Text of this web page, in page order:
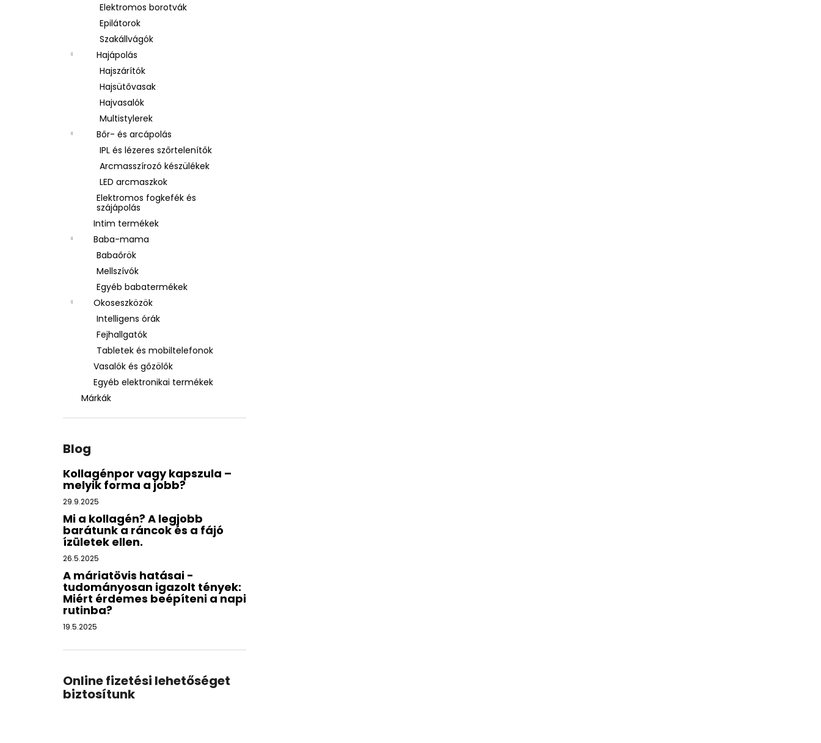
Elektromos borotvák
Epilátorok
Szakállvágók
Hajápolás
Hajszárítók
Hajsütővasak
Hajvasalók
Multistylerek
Bőr- és arcápolás
IPL és lézeres szőrtelenítők
Arcmasszírozó készülékek
LED arcmaszkok
Elektromos fogkefék és
szájápolás
Intim termékek
Baba-mama
Babaőrök
Mellszívók
Egyéb babatermékek
Okoseszközök
Intelligens órák
Fejhallgatók
Tabletek és mobiltelefonok
Vasalók és gőzölők
Egyéb elektronikai termékek
Márkák
Blog
Kollagénpor vagy kapszula –
melyik forma a jobb?
29.9.2025
Mi a kollagén? A legjobb
barátunk a ráncok és a fájó
ízületek ellen.
26.5.2025
A máriatövis hatásai -
tudományosan igazolt tények:
Miért érdemes beépíteni a napi
rutinba?
19.5.2025
Online fizetési lehetőséget
biztosítunk